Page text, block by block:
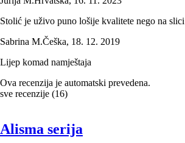
Stolić je uživo puno lošije kvalitete nego na slici
Sabrina M.Češka, 18. 12. 2019
Lijep komad namještaja
Ova recenzija je automatski prevedena.
sve recenzije (16)
Alisma serija